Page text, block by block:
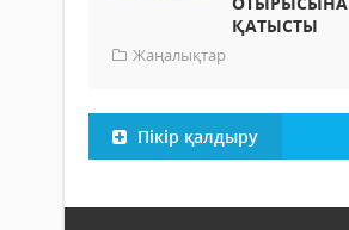
ҚАТЫСТЫ
Жаңалықтар
Пікір қалдыру